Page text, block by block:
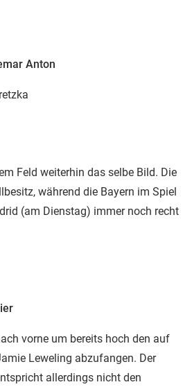
Anton
Feld weiterhin das selbe Bild. Die
während die Bayern im Spiel
(am Dienstag) immer noch recht
vorne um bereits hoch den auf
Leweling abzufangen. Der
allerdings nicht den